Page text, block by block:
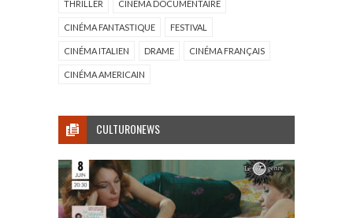
THRILLER CINÉMA DOCUMENTAIRE
CINÉMA FANTASTIQUE FESTIVAL
CINÉMA ITALIEN DRAME CINÉMA FRANÇAIS
CINÉMA AMERICAIN
CULTURONEWS